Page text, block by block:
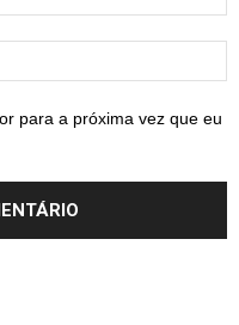
para a próxima vez que eu